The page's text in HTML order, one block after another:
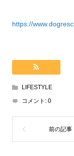
https://
LIFESTYLE
コメント: 0